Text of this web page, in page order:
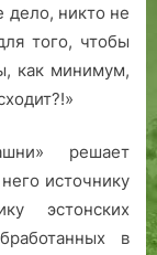
никто не
того, чтобы
как минимум,
решает
источнику
эстонских
в